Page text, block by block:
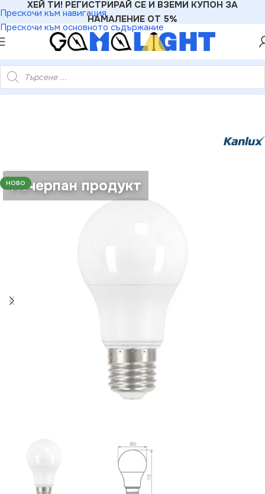
Прескочи към навигация
Прескочи към основното съдържание
ХЕЙ ТИ! РЕГИСТРИРАЙ СЕ И ВЗЕМИ КУПОН ЗА
НАМАЛЕНИЕ ОТ 5%
27273 Източник на светлина IQ A60 2700K 9W E27 220V
НОВО
Изчерпан продукт
Изчерпан продукт